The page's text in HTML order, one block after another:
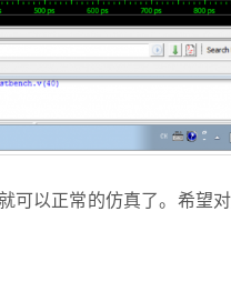
可以正常的仿真了。希望